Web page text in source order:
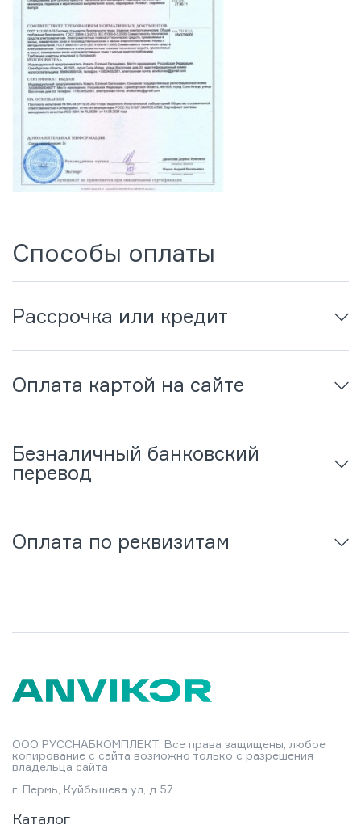
Способы оплаты
Рассрочка или кредит
Оплата картой на сайте
Безналичный банковский
перевод
Оплата по реквизитам
ООО РУССНАБКОМПЛЕКТ. Все права защищены, любое
копирование с сайта возможно только с разрешения
владельца сайта
г. Пермь, Куйбышева ул, д.57
Каталог